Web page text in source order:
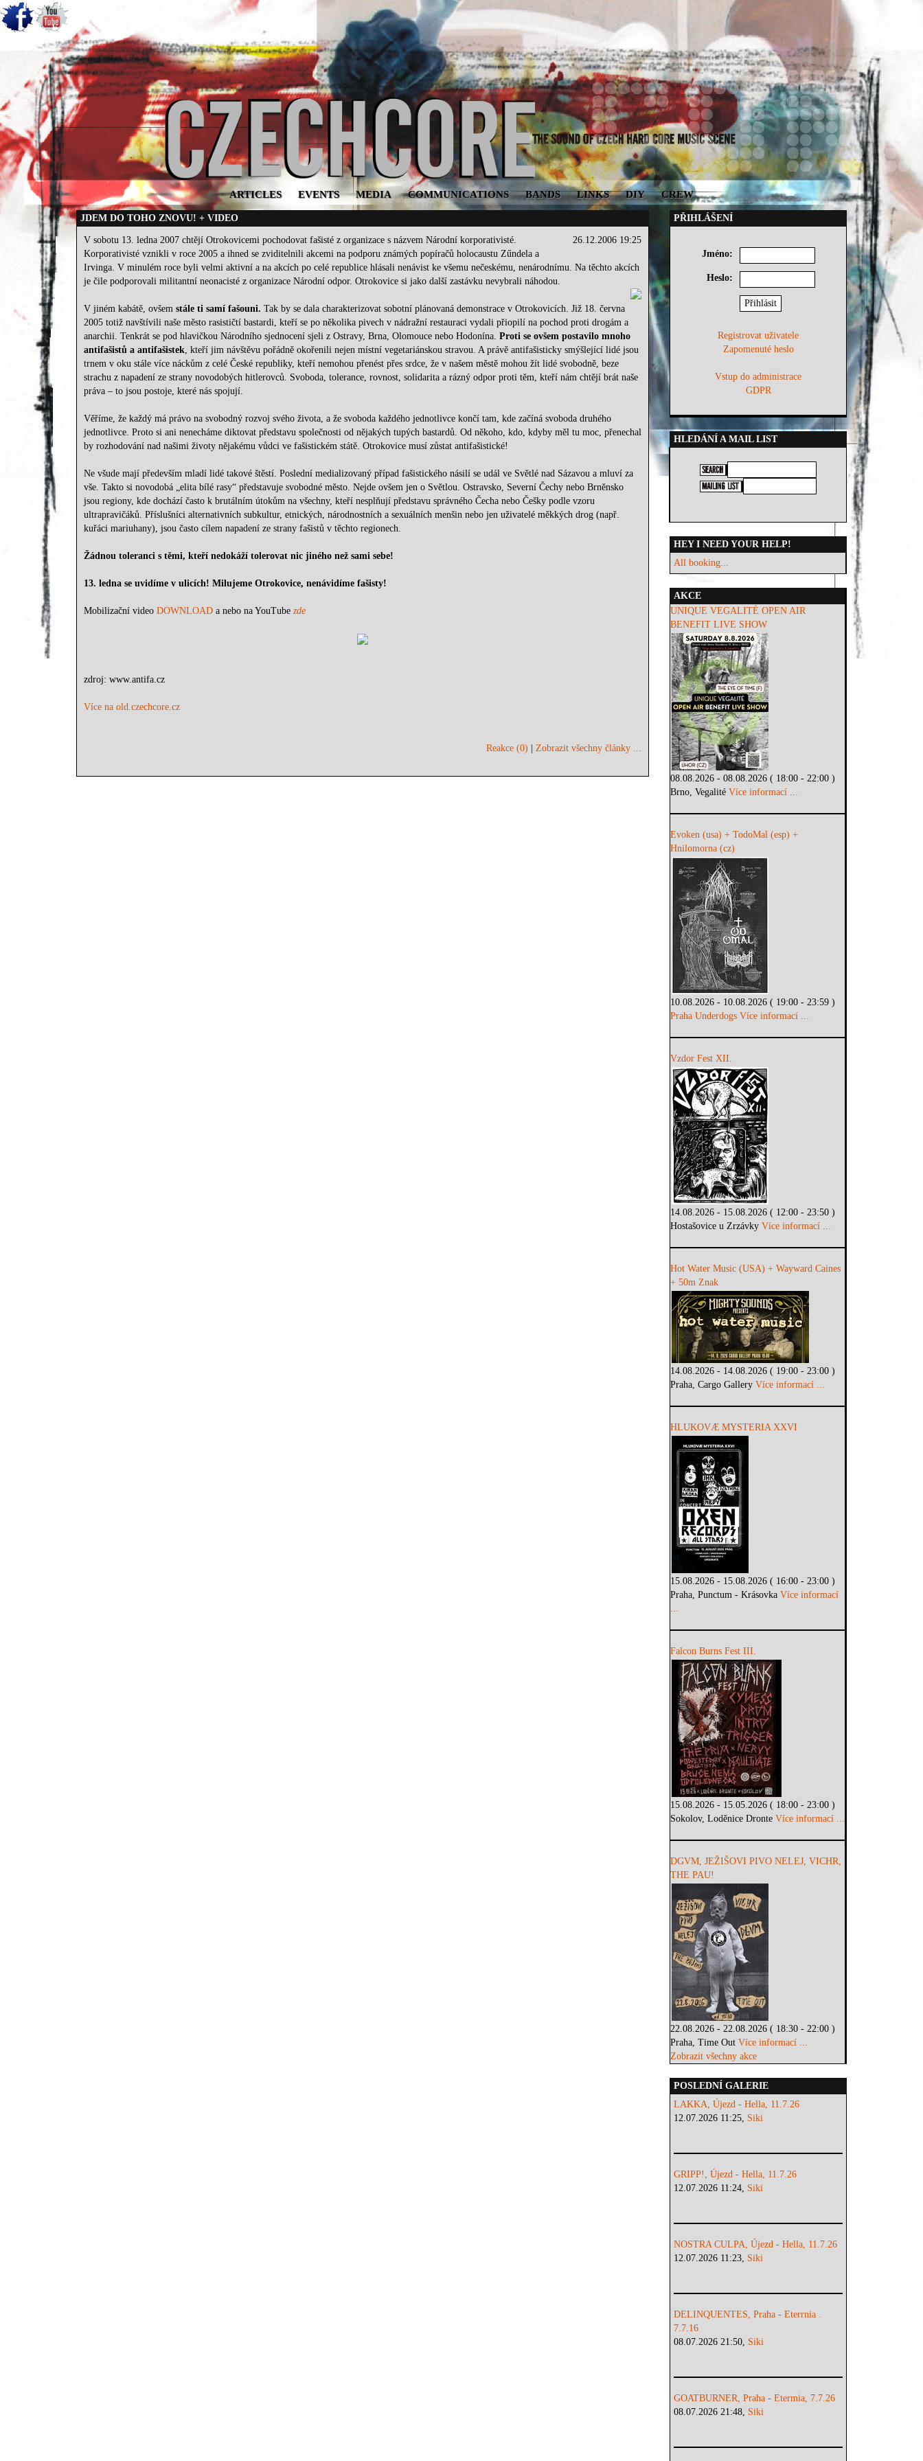
ARTICLES EVENTS MEDIA COMMUNICATIONS BANDS LINKS DIY CREW
JDEM DO TOHO ZNOVU! + VIDEO
26.12.2006 19:25
V sobotu 13. ledna 2007 chtějí Otrokovicemi pochodovat fašisté z organizace s názvem Národní korporativisté.
Korporativisté vznikli v roce 2005 a ihned se zviditelnili akcemi na podporu známých popíračů holocaustu Zűndela a
Irvinga. V minulém roce byli velmi aktivní a na akcích po celé republice hlásali nenávist ke všemu nečeskému, nenárodnímu. Na těchto akcích
je čile podporovali militantní neonacisté z organizace Národní odpor. Otrokovice si jako další zastávku nevybrali náhodou.
V jiném kabátě, ovšem stále ti samí fašouni. Tak by se dala charakterizovat sobotní plánovaná demonstrace v Otrokovicích. Již 18. června
2005 totiž navštívili naše město rasističtí bastardi, kteří se po několika pivech v nádražní restauraci vydali přiopilí na pochod proti drogám a
anarchii. Tenkrát se pod hlavičkou Národního sjednocení sjeli z Ostravy, Brna, Olomouce nebo Hodonína. Proti se ovšem postavilo mnoho
antifašistů a antifašistek, kteří jim návštěvu pořádně okořenili nejen místní vegetariánskou stravou. A právě antifašisticky smýšlející lidé jsou
trnem v oku stále více náckům z celé České republiky, kteří nemohou přenést přes srdce, že v našem městě mohou žít lidé svobodně, beze
strachu z napadení ze strany novodobých hitlerovců. Svoboda, tolerance, rovnost, solidarita a rázný odpor proti těm, kteří nám chtějí brát naše
práva – to jsou postoje, které nás spojují.
Věříme, že každý má právo na svobodný rozvoj svého života, a že svoboda každého jednotlivce končí tam, kde začíná svoboda druhého
jednotlivce. Proto si ani nenecháme diktovat představu společnosti od nějakých tupých bastardů. Od někoho, kdo, kdyby měl tu moc, přenechal
by rozhodování nad našimi životy nějakému vůdci ve fašistickém státě. Otrokovice musí zůstat antifašistické!
Ne všude mají především mladí lidé takové štěstí. Poslední medializovaný případ fašistického násilí se udál ve Světlé nad Sázavou a mluví za
vše. Takto si novodobá „elita bílé rasy“ představuje svobodné město. Nejde ovšem jen o Světlou. Ostravsko, Severní Čechy nebo Brněnsko
jsou regiony, kde dochází často k brutálním útokům na všechny, kteří nesplňují představu správného Čecha nebo Češky podle vzoru
ultrapravičáků. Příslušníci alternativních subkultur, etnických, národnostních a sexuálních menšin nebo jen uživatelé měkkých drog (např.
kuřáci mariuhany), jsou často cílem napadení ze strany fašistů v těchto regionech.
Žádnou toleranci s těmi, kteří nedokáží tolerovat nic jiného než sami sebe!
13. ledna se uvidíme v ulicích! Milujeme Otrokovice, nenávidíme fašisty!
Mobilizační video DOWNLOADa nebo na YouTube zde
zdroj: www.antifa.cz
Více na old.czechcore.cz
Reakce (0) Zobrazit všechny články ...
PŘIHLÁŠENÍ
Jméno:
Heslo:
Registrovat uživatele
Zapomenuté heslo
Vstup do administrace
GDPR
HLEDÁNÍ A MAIL LIST
HEY I NEED YOUR HELP!
All booking...
AKCE
UNIQUE VEGALITÉ OPEN AIR
BENEFIT LIVE SHOW
08.08.2026 - 08.08.2026 ( 18:00 - 22:00 )
Brno, VegalitéVíce informací ...
Evoken (usa) + TodoMal (esp) +
Hnilomorna (cz)
10.08.2026 - 10.08.2026 ( 19:00 - 23:59 )
Praha Underdogs Více informací ...
Vzdor Fest XII.
14.08.2026 - 15.08.2026 ( 12:00 - 23:50 )
Hostašovice u ZrzávkyVíce informací ...
Hot Water Music (USA) + Wayward Caines
+ 50m Znak
14.08.2026 - 14.08.2026 ( 19:00 - 23:00 )
Praha, Cargo GalleryVíce informací ...
HLUKOVÆ MYSTERIA XXVI
15.08.2026 - 15.08.2026 ( 16:00 - 23:00 )
Praha, Punctum - KrásovkaVíce informací
...
Falcon Burns Fest III.
15.08.2026 - 15.05.2026 ( 18:00 - 23:00 )
Sokolov, Loděnice DronteVíce informací ...
DGVM, JEŽIŠOVI PIVO NELEJ, VICHR,
THE PAU!
22.08.2026 - 22.08.2026 ( 18:30 - 22:00 )
Praha, Time OutVíce informací ...
Zobrazit všechny akce
POSLEDNÍ GALERIE
LAKKA, Újezd - Hella, 11.7.26
12.07.2026 11:25, Siki
GRIPP!, Újezd - Hella, 11.7.26
12.07.2026 11:24, Siki
NOSTRA CULPA, Újezd - Hella, 11.7.26
12.07.2026 11:23, Siki
DELINQUENTES, Praha - Eterrnia .
7.7.16
08.07.2026 21:50, Siki
GOATBURNER, Praha - Etermia, 7.7.26
08.07.2026 21:48, Siki